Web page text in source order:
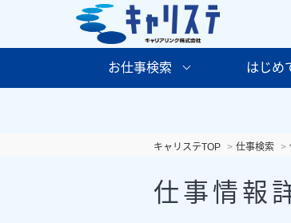
お仕事検索 はじめ
キャリステTOP 仕事検索
仕事情報